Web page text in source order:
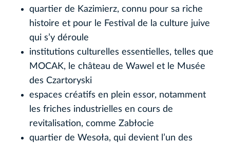
quartier de Kazimierz, connu pour sa riche
histoire et pour le Festival de la culture juive
qui s’y déroule
institutions culturelles essentielles, telles que
MOCAK, le château de Wawel et le Musée
des Czartoryski
espaces créatifs en plein essor, notamment
les friches industrielles en cours de
revitalisation, comme Zabłocie
quartier de Wesoła, qui devient l’un des